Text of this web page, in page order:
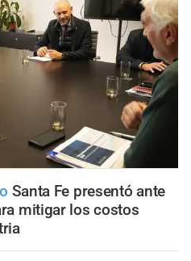
Santa Fe presentó ante
mitigar los costos